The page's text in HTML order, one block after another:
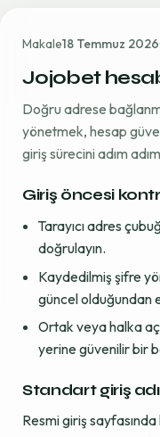
Makale18 Temmuz 2026
Jojobet
Doğru adrese
yönetmek, hesap
giriş sürecini adım
Giriş öncesi
Tarayıcı adres
doğrulayın.
Kaydedilmiş şifre
güncel olduğundan
Ortak veya halka
yerine güvenilir bir
Standart giriş
Resmi giriş sayfasında